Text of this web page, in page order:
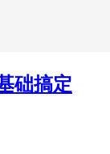
础搞定